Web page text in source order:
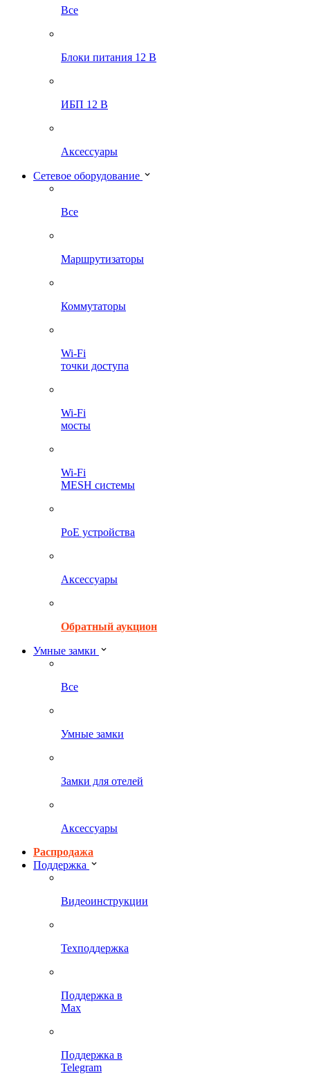
Все
Блоки питания 12 В
ИБП 12 В
Аксессуары
Сетевое оборудование
Все
Маршрутизаторы
Коммутаторы
Wi-Fi
точки доступа
Wi-Fi
мосты
Wi-Fi
MESH системы
PoE устройства
Аксессуары
Обратный аукцион
Умные замки
Все
Умные замки
Замки для отелей
Аксессуары
Распродажа
Поддержка
Видеоинструкции
Техподдержка
Поддержка в
Max
Поддержка в
Telegram